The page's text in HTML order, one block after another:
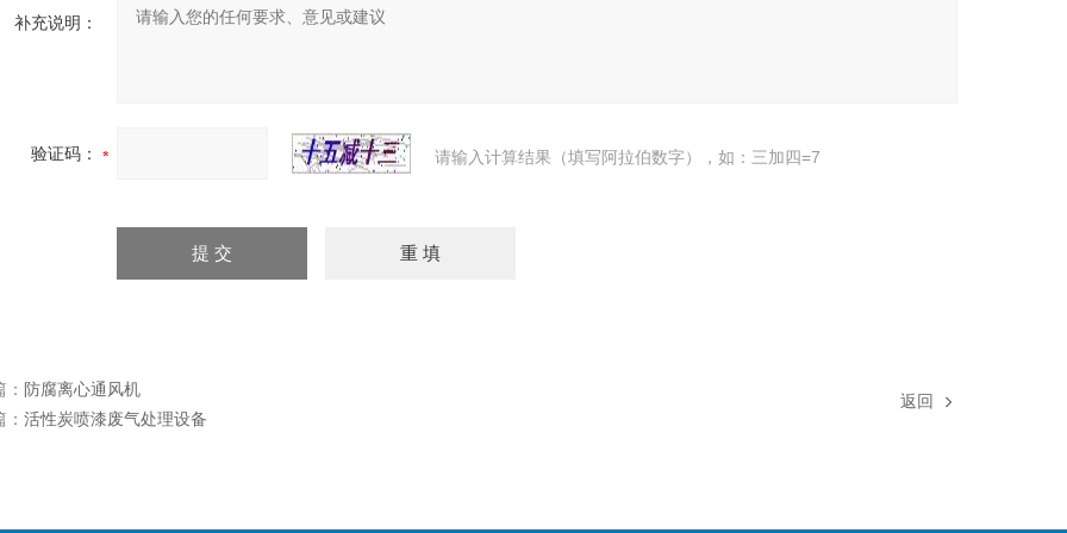
补充说明：
验证码： 请输入计算结果（填写阿拉伯数字），如：三加四=7
： 防腐离心通风机
活性炭喷漆废气处理设备
返回